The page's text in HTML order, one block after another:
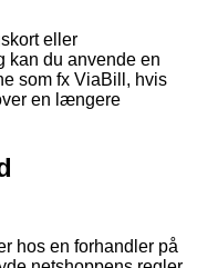
eller
kan du anvende en
som fx ViaBill, hvis
en længere
hos en forhandler på